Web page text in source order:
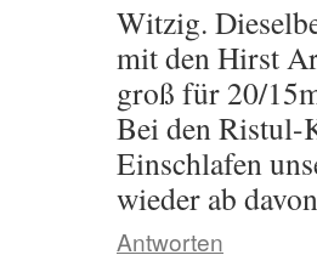
Witzig.
mit den Hirst
groß für 20/
Bei den Ristul-
Einschlafen
wieder ab
Antworten